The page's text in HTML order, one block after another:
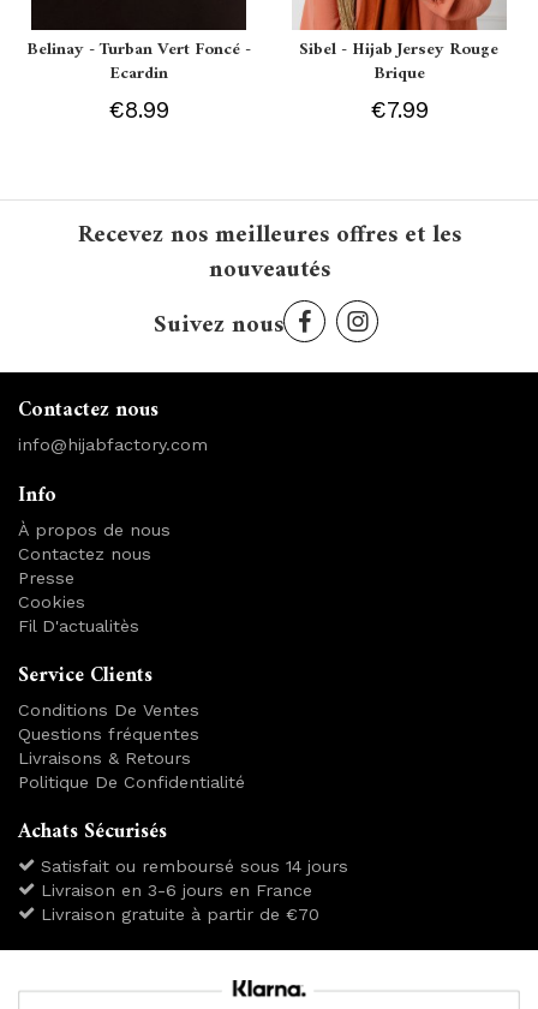
Belinay - Turban Vert Foncé -
Ecardin
€8.99
Sibel - Hijab Jersey Rouge
Brique
€7.99
Recevez nos meilleures offres et les
nouveautés
Suivez nous
Contactez nous
info@hijabfactory.com
Info
À propos de nous
Contactez nous
Presse
Cookies
Fil D'actualitès
Service Clients
Conditions De Ventes
Questions fréquentes
Livraisons & Retours
Politique De Confidentialité
Achats Sécurisés
Satisfait ou remboursé sous 14 jours
Livraison en 3-6 jours en France
Livraison gratuite à partir de €70